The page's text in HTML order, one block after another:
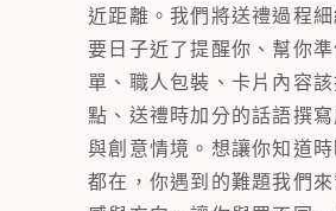
近距離。我們將送禮過程
要日子近了提醒你、幫你
單、職人包裝、卡片內容
點、送禮時加分的話語撰
與創意情境。想讓你知道
都在，你遇到的難題我們